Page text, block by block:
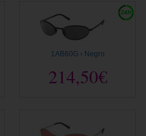
1AB60G › Negro
214,50€